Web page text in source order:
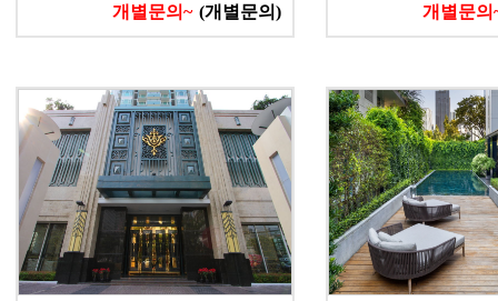
개별문의~ (개별문의) 개별문의